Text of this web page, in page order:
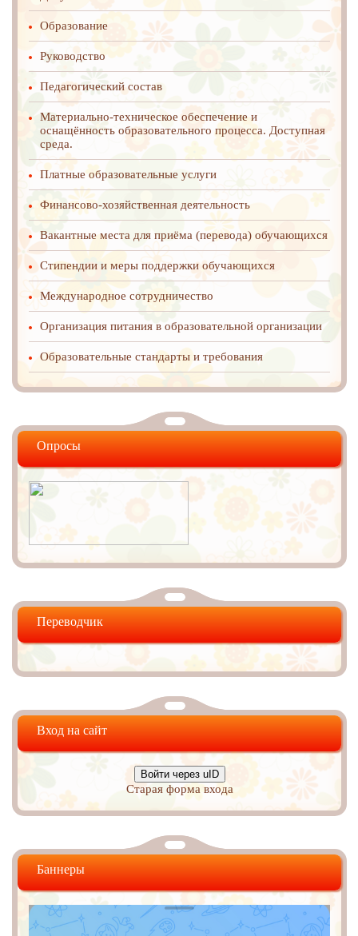
Образование
Руководство
Педагогический состав
Материально-техническое обеспечение и
оснащённость образовательного процесса. Доступная
среда.
Платные образовательные услуги
Финансово-хозяйственная деятельность
Вакантные места для приёма (перевода) обучающихся
Стипендии и меры поддержки обучающихся
Международное cотрудничество
Организация питания в образовательной организации
Образовательные стандарты и требования
Опросы
Переводчик
Вход на сайт
Войти через uID
Старая форма входа
Баннеры